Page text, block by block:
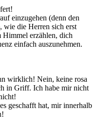
einzugehen (denn den
wie die Herren sich erst
Himmel erzählen, dich
einfach auszunehmen.
wirklich! Nein, keine rosa
in Griff. Ich habe mir nicht
geschafft hat, mir innerhalb